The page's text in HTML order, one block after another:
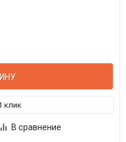
клик
В сравнение